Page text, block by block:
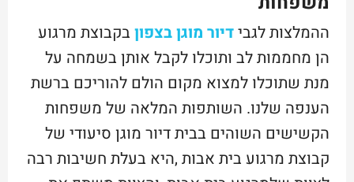
ההמלצות לגבידיור מוגן בצפון בקבוצת מרגוע
הן מחממות לב ותוכלו לקבל אותן בשמחה על
מנת שתוכלו למצוא מקום הולם להוריכם ברשת
הענפה שלנו. השותפות המלאה של משפחות
הקשישים השוהים בבית דיור מוגן סיעודי של
קבוצת מרגוע בית אבות ,היא בעלת חשיבות רבה